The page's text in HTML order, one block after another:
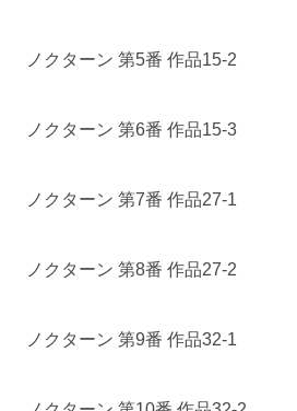
ノクターン 第5番 作品15-2
ノクターン 第6番 作品15-3
ノクターン 第7番 作品27-1
ノクターン 第8番 作品27-2
ノクターン 第9番 作品32-1